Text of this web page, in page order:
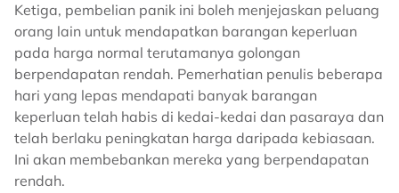
Ketiga, pembelian panik ini boleh menjejaskan peluang
orang lain untuk mendapatkan barangan keperluan
pada harga normal terutamanya golongan
berpendapatan rendah. Pemerhatian penulis beberapa
hari yang lepas mendapati banyak barangan
keperluan telah habis di kedai-kedai dan pasaraya dan
telah berlaku peningkatan harga daripada kebiasaan.
Ini akan membebankan mereka yang berpendapatan
rendah.